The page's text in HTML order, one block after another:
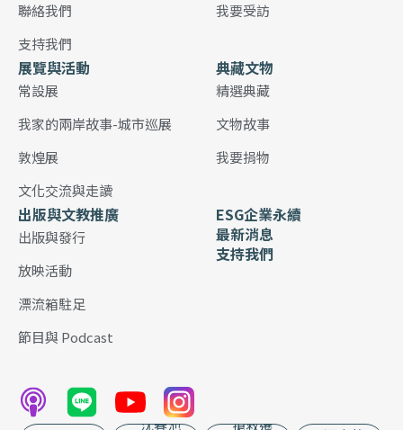
聯絡我們
支持我們
我要受訪
展覽與活動
常設展
我家的兩岸故事-城市巡展
敦煌展
文化交流與走讀
典藏文物
精選典藏
文物故事
我要捐物
出版與文教推廣
出版與發行
放映活動
漂流箱駐足
節目與 Podcast
ESG企業永續
最新消息
支持我們
沈春池 搶救遷